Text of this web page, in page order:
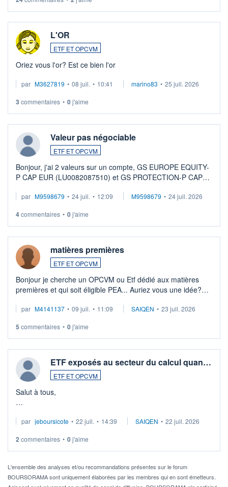
L'OR
ETF ET OPCVM
Oriez vous l'or? Est ce bien l'or
par M3627819 • 08 juil. • 10:41 marino83 • 25 juil. 2026
3 commentaires • 0j'aime
Valeur pas négociable
ETF ET OPCVM
Bonjour, j'ai 2 valeurs sur un compte, GS EUROPE EQUITY-
P CAP EUR (LU0082087510) et GS PROTECTION-P CAP
veux procéder à la vente, on me signale ...
par M9598679 • 24 juil. • 12:09 M9598679 • 24 juil. 2026
4commentaires • 0j'aime
matières premières
ETF ET OPCVM
Bonjour je cherche un OPCVM ou Etf dédié aux matières
premières et qui soit éligible PEA... Auriez vous une idée?
par M4141137 • 09 juil. • 11:09 SAIQEN • 23 juil. 2026
5 commentaires • 0j'aime
ETF exposés au secteur du calcul quan…
ETF ET OPCVM
Salut à tous,
via un ETF plutôt que des actions individuelles.
Idéalement, je voudrais qu'il soit éligible au PEA.
Pour l' ...
par jeboursicote • 22 juil. • 14:39 SAIQEN • 22 juil. 2026
2 commentaires • 0j'aime
L'ensemble des analyses et/ou recommandations présentes sur le forum
BOURSORAMA sont uniquement élaborées par les membres qui en sont émetteurs.